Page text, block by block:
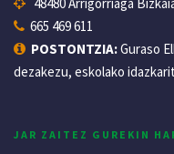
48480 Arrigorriaga
665 469 611
POSTONTZIA:Guraso
dezakezu, eskolako
JAR ZAITEZ GUREKIN